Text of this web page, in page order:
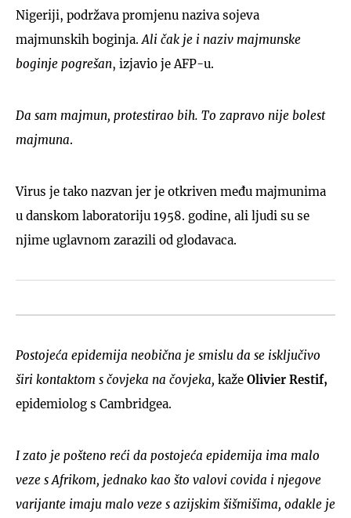
Nigeriji, podržava promjenu naziva sojeva
majmunskih boginja. Ali čak je i naziv majmunske
boginje pogrešan, izjavio je AFP-u.
Da sam majmun, protestirao bih. To zapravo nije bolest
majmuna.
Virus je tako nazvan jer je otkriven među majmunima
u danskom laboratoriju 1958. godine, ali ljudi su se
njime uglavnom zarazili od glodavaca.
Postojeća epidemija neobična je smislu da se isključivo
širi kontaktom s čovjeka na čovjeka, kaže Olivier Restif,
epidemiolog s Cambridgea.
I zato je pošteno reći da postojeća epidemija ima malo
veze s Afrikom, jednako kao što valovi covida i njegove
varijante imaju malo veze s azijskim šišmišima, odakle je